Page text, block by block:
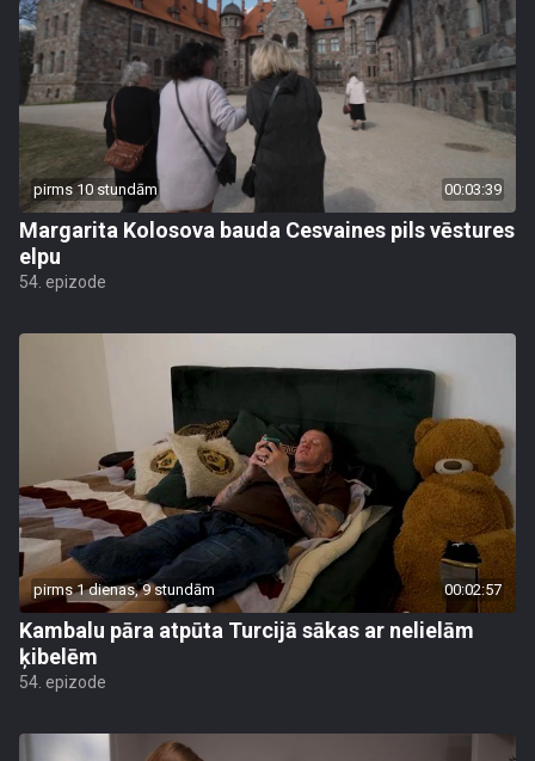
pirms 10 stundām 00:03:39
Margarita Kolosova bauda Cesvaines pils vēstures
elpu
54. epizode
pirms 1 dienas, 9 stundām 00:02:57
Kambalu pāra atpūta Turcijā sākas ar nelielām
ķibelēm
54. epizode